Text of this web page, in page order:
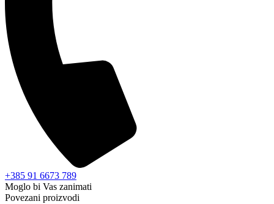
+385 91 6673 789
Moglo bi Vas zanimati
Povezani proizvodi